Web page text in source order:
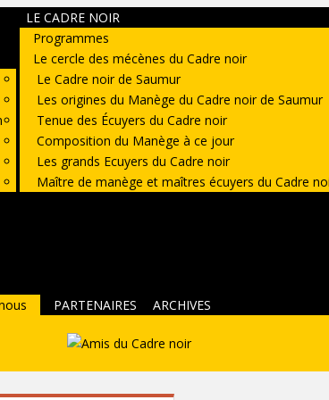
LE CADRE NOIR
Programmes
Le cercle des mécènes du Cadre noir
Le Cadre noir de Saumur
Les origines du Manège du Cadre noir de Saumur
Tenue des Écuyers du Cadre noir
Composition du Manège à ce jour
Les grands Ecuyers du Cadre noir
Maître de manège et maîtres écuyers du Cadre
PARTENAIRES ARCHIVES